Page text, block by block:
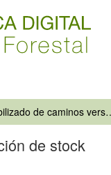
Estabilizado de
de stock